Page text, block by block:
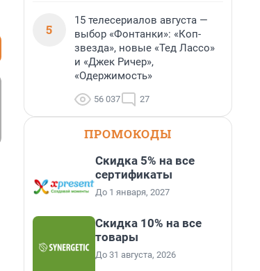
5
15 телесериалов августа —
выбор «Фонтанки»: «Коп-
звезда», новые «Тед Лассо»
и «Джек Ричер»,
«Одержимость»
56 037 27
ПРОМОКОДЫ
Скидка 5% на все
сертификаты
До 1 января, 2027
Скидка 10% на все
товары
До 31 августа, 2026